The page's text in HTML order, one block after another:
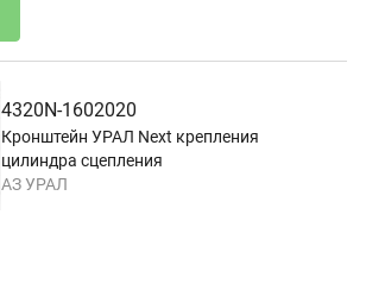
4320N-1602020
Кронштейн УРАЛ Next крепления
цилиндра сцепления
АЗ УРАЛ